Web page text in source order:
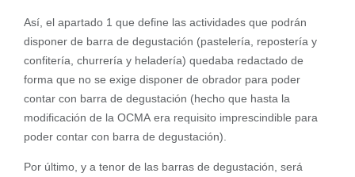
Así, el apartado 1 que define las actividades que podrán
disponer de barra de degustación (pastelería, repostería y
confitería, churrería y heladería) quedaba redactado de
forma que no se exige disponer de obrador para poder
contar con barra de degustación (hecho que hasta la
modificación de la OCMA era requisito imprescindible para
poder contar con barra de degustación).
Por último, y a tenor de las barras de degustación, será